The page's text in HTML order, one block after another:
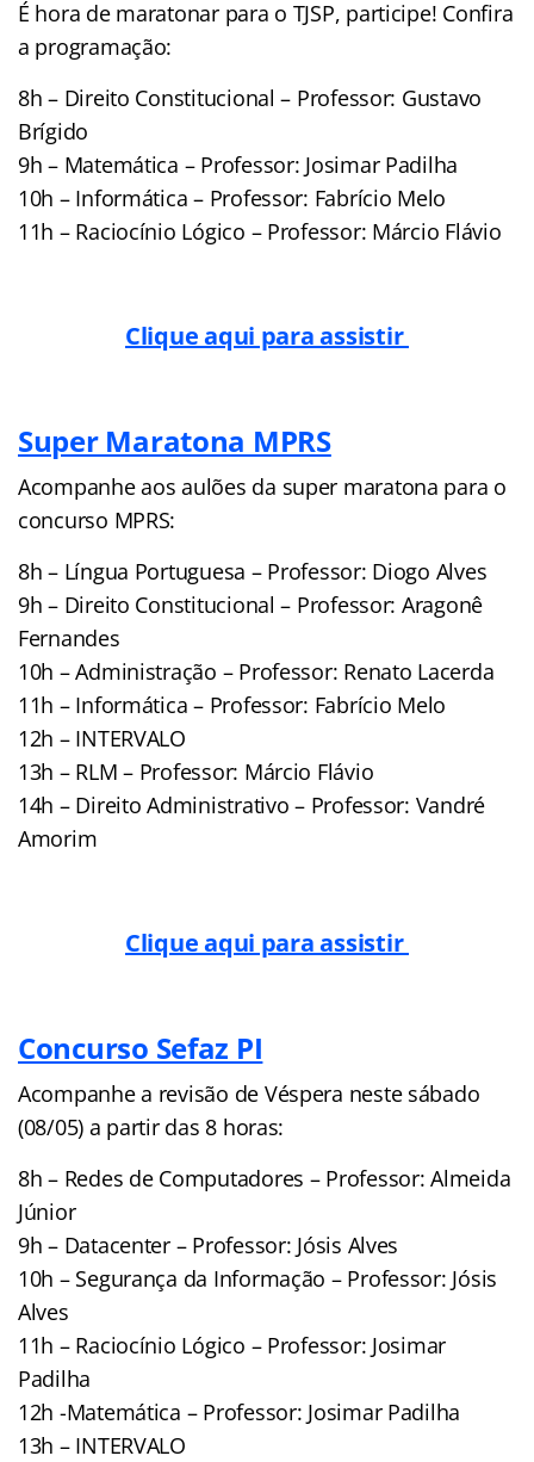
É hora de maratonar para o TJSP, participe! Confira
a programação:
8h – Direito Constitucional – Professor: Gustavo
Brígido
9h – Matemática – Professor: Josimar Padilha
10h – Informática – Professor: Fabrício Melo
11h – Raciocínio Lógico – Professor: Márcio Flávio
Clique aqui para assistir
Super Maratona MPRS
Acompanhe aos aulões da super maratona para o
concurso MPRS:
8h – Língua Portuguesa – Professor: Diogo Alves
9h – Direito Constitucional – Professor: Aragonê
Fernandes
10h – Administração – Professor: Renato Lacerda
11h – Informática – Professor: Fabrício Melo
12h – INTERVALO
13h – RLM – Professor: Márcio Flávio
14h – Direito Administrativo – Professor: Vandré
Amorim
Clique aqui para assistir
Concurso Sefaz PI
Acompanhe a revisão de Véspera neste sábado
(08/05) a partir das 8 horas:
8h – Redes de Computadores – Professor: Almeida
Júnior
9h – Datacenter – Professor: Jósis Alves
10h – Segurança da Informação – Professor: Jósis
Alves
11h – Raciocínio Lógico – Professor: Josimar
Padilha
12h -Matemática – Professor: Josimar Padilha
13h – INTERVALO